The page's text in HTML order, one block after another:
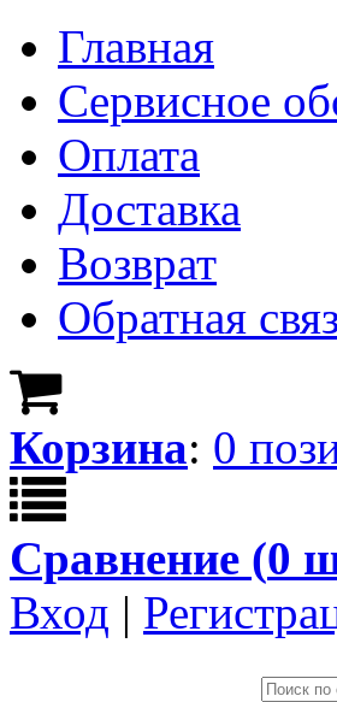
Главная
Сервисное
Оплата
Доставка
Возврат
Обратная
Корзина: 0
Сравнение (0
Вход |